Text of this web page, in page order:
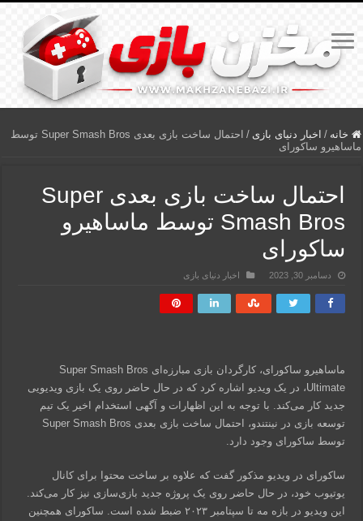
خانه / اخبار دنیای بازی /
احتمال ساخت بازی بعدی Super Smash Bros توسط
ماساهیرو ساکورای
احتمال ساخت بازی بعدی Super
Smash Bros توسط ماساهیرو
ساکورای
دسامبر 30, 2023 اخبار دنیای بازی
ماساهیرو ساکورای، کارگردان بازی مبارزه‌ای Super Smash Bros
Ultimate، در یک ویدیو اشاره کرد که در حال حاضر روی یک بازی ویدیویی
جدید کار می‌کند. با توجه به این اظهارات و آگهی استخدام اخیر یک تیم
توسعه بازی در نینتندو، احتمال ساخت بازی بعدی Super Smash Bros
توسط ساکورای وجود دارد.
ساکورای در ویدیو مذکور گفت که علاوه بر ساخت محتوا برای کانال
یوتیوب خود، در حال حاضر روی یک پروژه جدید بازی‌سازی نیز کار می‌کند.
این ویدیو در بازه مه تا سپتامبر ۲۰۲۳ ضبط شده است. ساکورای همچنین